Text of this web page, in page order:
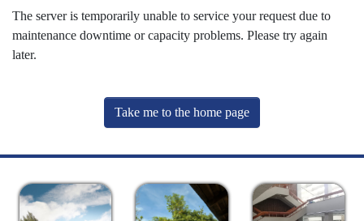
The server is temporarily unable to service your request due to
maintenance downtime or capacity problems. Please try again
later.
Take me to the home page